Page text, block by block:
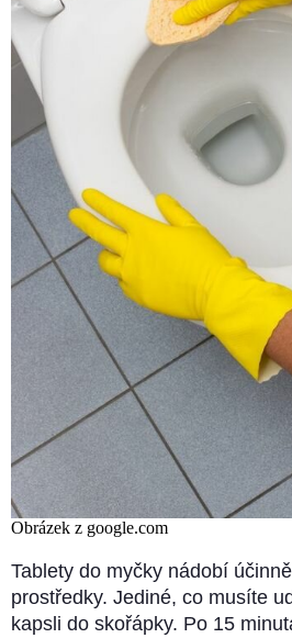
Obrázek z google.com
Tablety do myčky nádobí
prostředky. Jediné, co musíte
kapsli do skořápky. Po 15